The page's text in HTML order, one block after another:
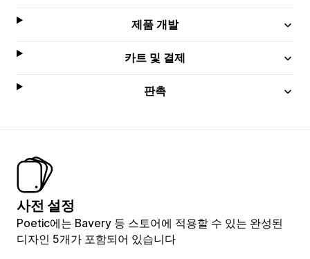
제품 개발
카트 및 결제
판촉
사전 설정
Poetic에는 Bavery 등 스토어에 적용할 수 있는 완성된
디자인 5개가 포함되어 있습니다